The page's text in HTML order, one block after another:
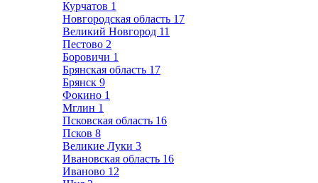
Курчатов 1
Новгородская область 17
Великий Новгород 11
Пестово 2
Боровичи 1
Брянская область 17
Брянск 9
Фокино 1
Мглин 1
Псковская область 16
Псков 8
Великие Луки 3
Ивановская область 16
Иваново 12